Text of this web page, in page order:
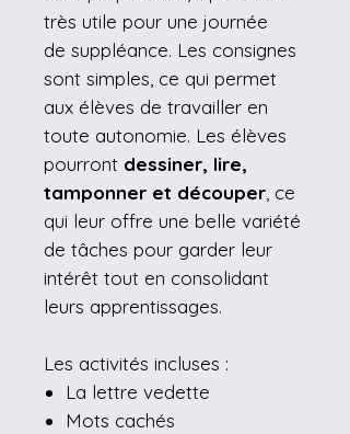
très utile pour une journée
de suppléance. Les consignes
sont simples, ce qui permet
aux élèves de travailler en
toute autonomie. Les élèves
pourront dessiner, lire,
tamponner et découper, ce
qui leur offre une belle variété
de tâches pour garder leur
intérêt tout en consolidant
leurs apprentissages.
Les activités incluses :
La lettre vedette
Mots cachés